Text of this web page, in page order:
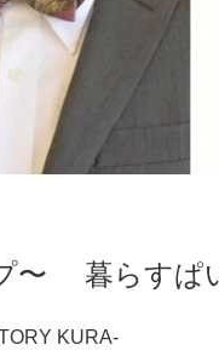
〜 暮らすぱ
KURA-